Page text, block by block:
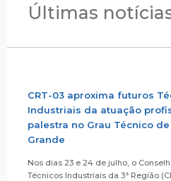
Últimas
CRT-03 aproxima futuros
Industriais da atuação
palestra no Grau Técnico
Grande
Nos dias 23 e 24 de julho, o
Técnicos Industriais da 3ª Região